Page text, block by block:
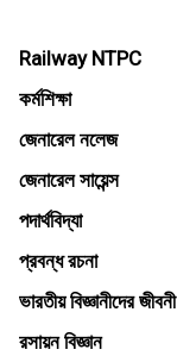
Railway NTPC
কর্মশিক্ষা
জেনারেল নলেজ
জেনারেল সায়েন্স
পদার্থবিদ্যা
প্রবন্ধ রচনা
ভারতীয় বিজ্ঞানীদের জীবনী
রসায়ন বিজ্ঞান